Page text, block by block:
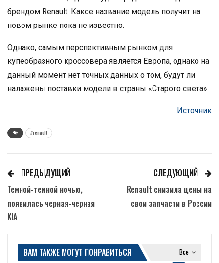
брендом Renault. Какое название модель получит на
новом рынке пока не известно.
Однако, самым перспективным рынком для
купеобразного кроссовера является Европа, однако на
данный момент нет точных данных о том, будут ли
налажены поставки модели в страны «Старого света».
Источник
#renault
ПРЕДЫДУЩИЙ
Темной-темной ночью,
появилась черная-черная
KIA
СЛЕДУЮЩИЙ
Renault снизила цены на
свои запчасти в России
Все
ВАМ ТАКЖЕ МОГУТ ПОНРАВИТЬСЯ